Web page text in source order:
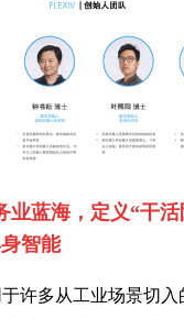
业蓝海，定义“干活
智能
许多从工业场景切入